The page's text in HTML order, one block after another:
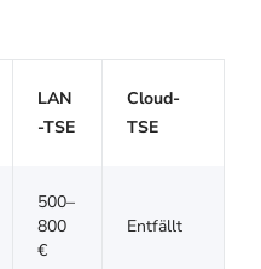
LAN
-TSE
Cloud-
TSE
500–
800
€
Entfällt